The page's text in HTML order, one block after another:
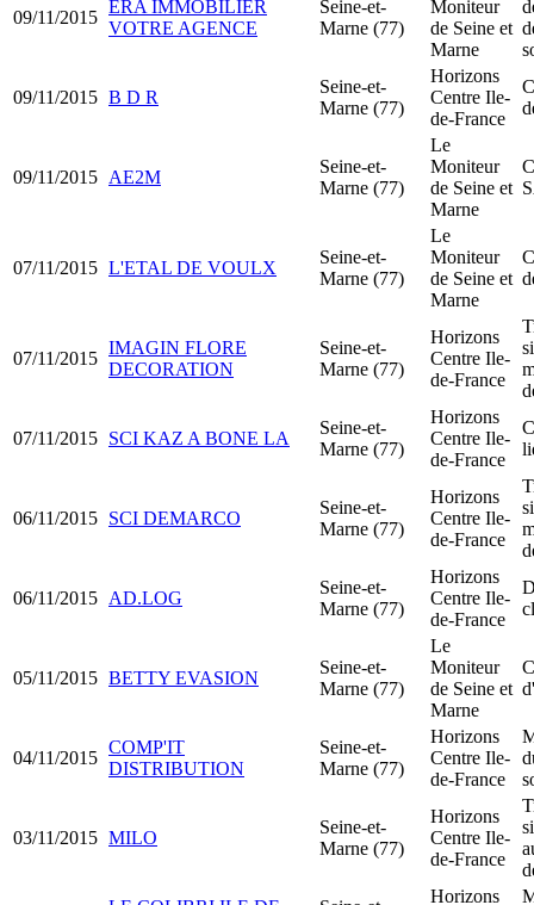
09/11/2015
ERA IMMOBILIER
VOTRE AGENCE
Seine-et-
Marne (77)
Moniteur
de Seine et
Marne
09/11/2015 B D R
Seine-et-
Marne (77)
Horizons
Centre Ile-
de-France
09/11/2015 AE2M
Seine-et-
Marne (77)
Le
Moniteur
de Seine et
Marne
07/11/2015 L'ETAL DE VOULX
Seine-et-
Marne (77)
Le
Moniteur
de Seine et
Marne
07/11/2015
IMAGIN FLORE
DECORATION
Seine-et-
Marne (77)
Horizons
Centre Ile-
de-France
07/11/2015 SCI KAZ A BONE LA
Seine-et-
Marne (77)
Horizons
Centre Ile-
de-France
06/11/2015 SCI DEMARCO
Seine-et-
Marne (77)
Horizons
Centre Ile-
de-France
06/11/2015 AD.LOG
Seine-et-
Marne (77)
Horizons
Centre Ile-
de-France
05/11/2015 BETTY EVASION
Seine-et-
Marne (77)
Le
Moniteur
de Seine et
Marne
04/11/2015
COMP'IT
DISTRIBUTION
Seine-et-
Marne (77)
Horizons
Centre Ile-
de-France
03/11/2015 MILO
Seine-et-
Marne (77)
Horizons
Centre Ile-
de-France
Horizons